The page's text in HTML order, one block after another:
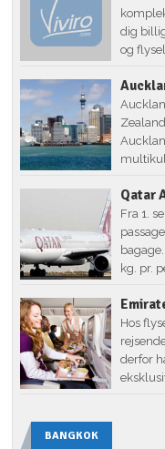
dig
og
Qatar
Fra 1.
kg. pr.
Hos
derfor
BANGKOK